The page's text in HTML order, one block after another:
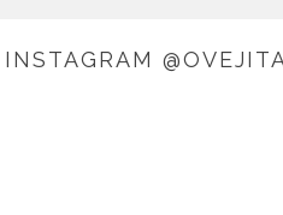
INSTAGRAM